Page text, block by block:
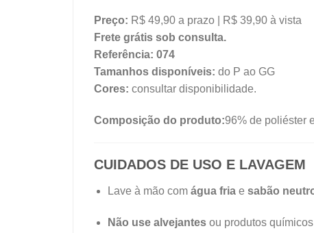
Preço: R$ 49,90 a prazo | R$ 39,90 à vista
Frete grátis sob consulta.
Referência: 074
Tamanhos disponíveis: do P ao GG
Cores: consultar disponibilidade.
Composição do produto:96% de poliéster
CUIDADOS DE USO E LAVAGEM
Lave à mão comágua fria esabão
Não use alvejantes ou produtos